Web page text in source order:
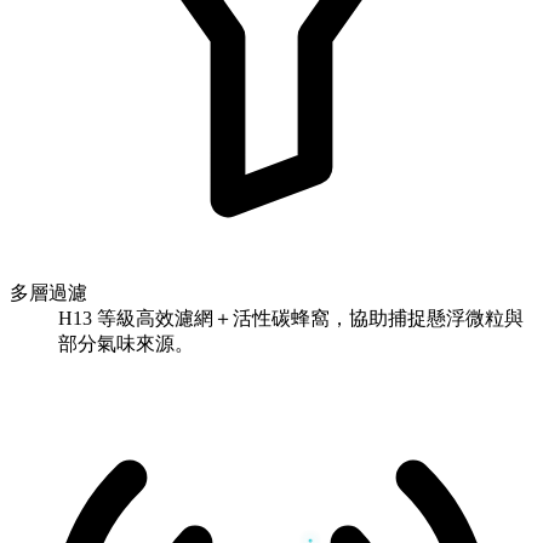
多層過濾
H13 等級高效濾網＋活性碳蜂窩，協助捕捉懸浮微粒與
部分氣味來源。